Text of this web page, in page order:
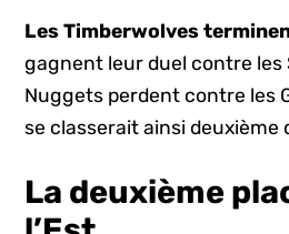
Les Timberwolves
gagnent leur duel contre les
Nuggets perdent contre les
se classerait ainsi deuxième
La deuxième